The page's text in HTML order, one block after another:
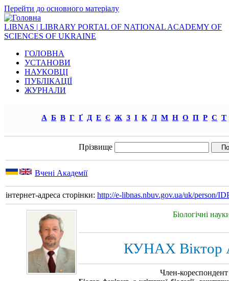
Перейти до основного матеріалу
LIBNAS | LIBRARY PORTAL OF NATIONAL ACADEMY OF
SCIENCES OF UKRAINE
ГОЛОВНА
УСТАНОВИ
НАУКОВЦІ
ПУБЛІКАЦІЇ
ЖУРНАЛИ
А Б В Г Ґ Д Е Є Ж З І К Л М Н О П Р С Т
Прізвище
Вчені Академії
інтернет-адреса сторінки: http://e-libnas.nbuv.gov.ua/uk/person/
Біологічні
КУНАХ Віктор
Член-